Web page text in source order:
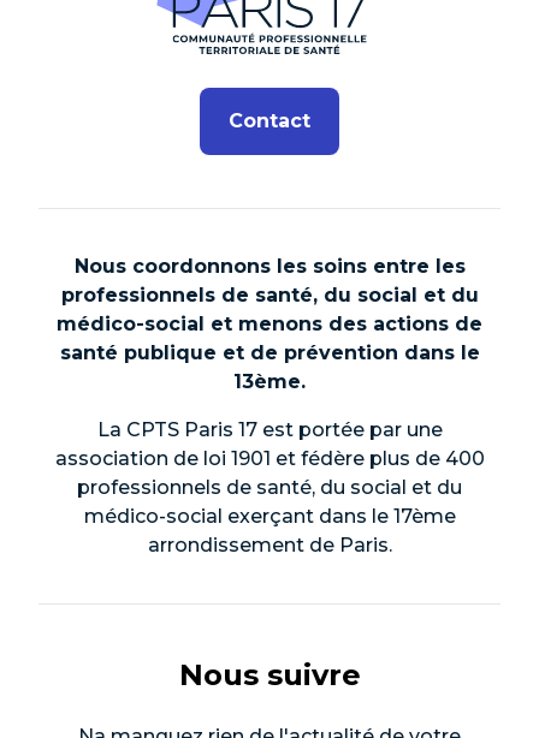
Contact
Nous coordonnons les soins entre les
professionnels de santé, du social et du
médico-social et menons des actions de
santé publique et de prévention dans le
13ème.
La CPTS Paris 17 est portée par une
association de loi 1901 et fédère plus de 400
professionnels de santé, du social et du
médico-social exerçant dans le 17ème
arrondissement de Paris.
Nous suivre